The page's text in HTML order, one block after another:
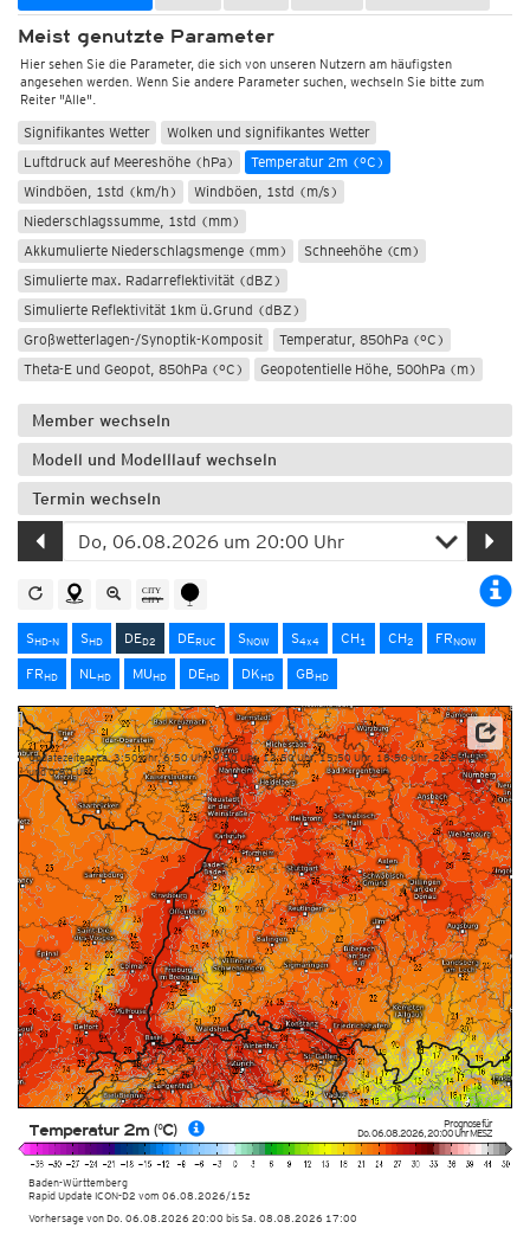
Meist genutzte Parameter
Hier sehen Sie die Parameter, die sich von unseren Nutzern am häufigsten
angesehen werden. Wenn Sie andere Parameter suchen, wechseln Sie bitte zum
Reiter "Alle".
Signifikantes Wetter
Wolken und signifikantes Wetter
Luftdruck auf Meereshöhe (hPa)
Temperatur 2m (°C)
Windböen, 1std (km/h)
Windböen, 1std (m/s)
Niederschlagssumme, 1std (mm)
Akkumulierte Niederschlagsmenge (mm)
Schneehöhe (cm)
Simulierte max. Radarreflektivität (dBZ)
Simulierte Reflektivität 1km ü.Grund (dBZ)
Großwetterlagen-/Synoptik-Komposit
Temperatur, 850hPa (°C)
Theta-E und Geopot, 850hPa (°C)
Geopotentielle Höhe, 500hPa (m)
Member wechseln
Modell und Modelllauf wechseln
Termin wechseln
SHD-N SHD DED2 DERUC SNOW S4x4 CH1 CH2 FRNOW
FRHD NLHD MUHD DEHD DKHD GBHD
Prognose für
Do. 06.08.2026,20:00 UhrMESZ
Baden-Württemberg
Rapid Update ICON-D2 vom 06.08.2026/15z
Temperatur 2m (°C)
Updatezeiten: ca. 3:50 Uhr, 6:50 Uhr, 9:50 Uhr, 12:50 Uhr, 15:50 Uhr, 18:50 Uhr, 21:50 Uhr
und 0:50 Uhr
Vorhersage von Do. 06.08.2026 20:00 bis Sa. 08.08.2026 17:00
Datenbasis: Deutscher Wetterdienst (DWD)